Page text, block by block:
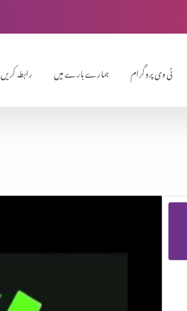
رابطہ کریں ہمارے بارے میں ٹی وی پروگرام